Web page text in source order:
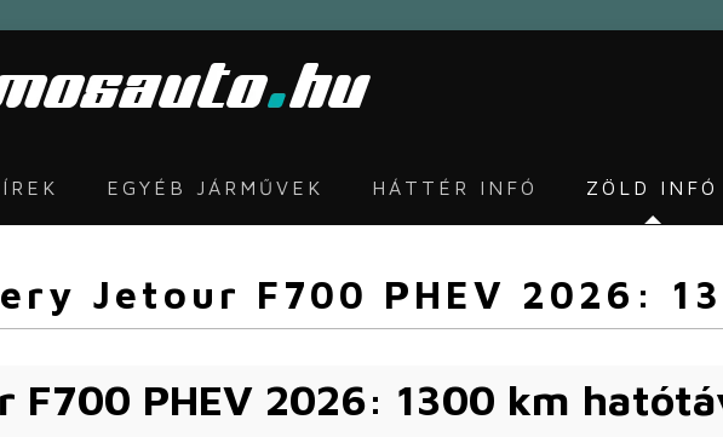
EGYÉB JÁRMŰVEK HÁTTÉR INFÓ ZÖLD INFÓ
Jetour F700 PHEV 2026:
F700 PHEV 2026: 1300 km